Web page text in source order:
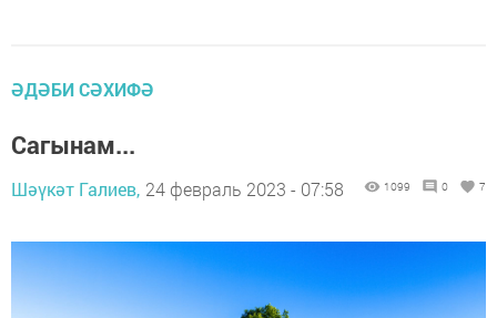
ӘДӘБИ СӘХИФӘ
Сагынам...
Шәүкәт Галиев, 24 февраль 2023 - 07:58 1099 0 7